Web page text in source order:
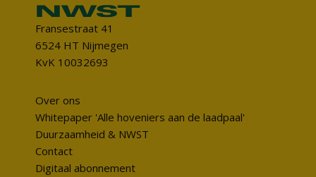
Fransestraat 41
6524 HT Nijmegen
KvK 10032693
Over ons
Whitepaper 'Alle hoveniers aan de laadpaal'
Duurzaamheid & NWST
Contact
Digitaal abonnement